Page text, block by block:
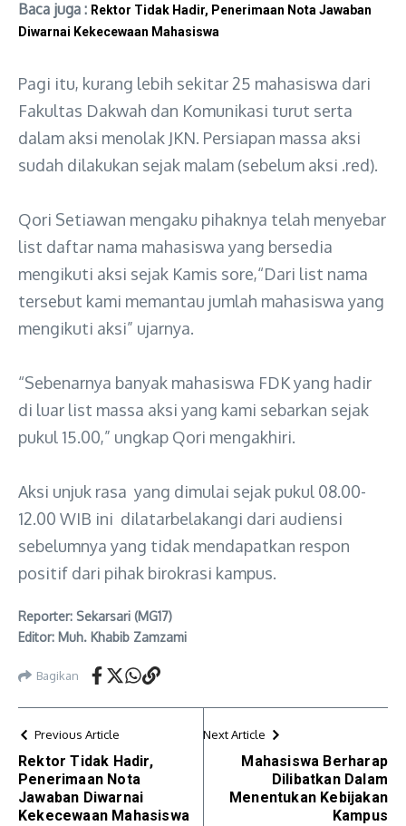
Baca juga : Rektor Tidak Hadir, Penerimaan Nota Jawaban
Diwarnai Kekecewaan Mahasiswa
Pagi itu, kurang lebih sekitar 25 mahasiswa dari
Fakultas Dakwah dan Komunikasi turut serta
dalam aksi menolak JKN. Persiapan massa aksi
sudah dilakukan sejak malam (sebelum aksi .red).
Qori Setiawan mengaku pihaknya telah menyebar
list daftar nama mahasiswa yang bersedia
mengikuti aksi sejak Kamis sore,“Dari list nama
tersebut kami memantau jumlah mahasiswa yang
mengikuti aksi” ujarnya.
“Sebenarnya banyak mahasiswa FDK yang hadir
di luar list massa aksi yang kami sebarkan sejak
pukul 15.00,” ungkap Qori mengakhiri.
Aksi unjuk rasa yang dimulai sejak pukul 08.00-
12.00 WIB ini dilatarbelakangi dari audiensi
sebelumnya yang tidak mendapatkan respon
positif dari pihak birokrasi kampus.
Reporter: Sekarsari (MG17)
Editor: Muh. Khabib Zamzami
Bagikan
Previous Article
Rektor Tidak Hadir,
Penerimaan Nota
Jawaban Diwarnai
Kekecewaan Mahasiswa
Next Article
Mahasiswa Berharap
Dilibatkan Dalam
Menentukan Kebijakan
Kampus